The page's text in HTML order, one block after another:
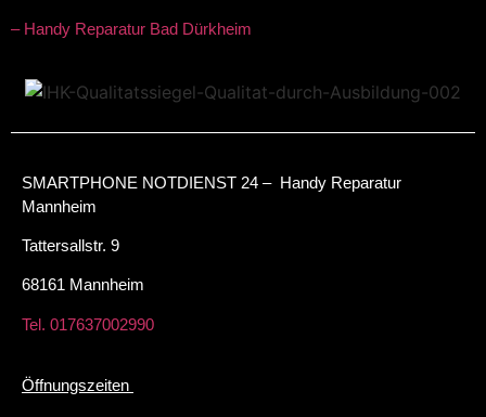
– Handy Reparatur Bad Dürkheim
SMARTPHONE NOTDIENST 24 – Handy Reparatur
Mannheim
Tattersallstr. 9
68161 Mannheim
Tel. 017637002990
Öffnungszeiten